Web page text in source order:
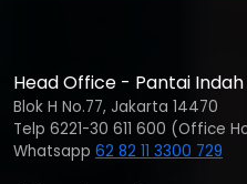
Head Office - Pantai Indah
Blok H No.77, Jakarta 14470
Telp 6221-30 611 600 (Office
Whatsapp 62 82 11 3300 729